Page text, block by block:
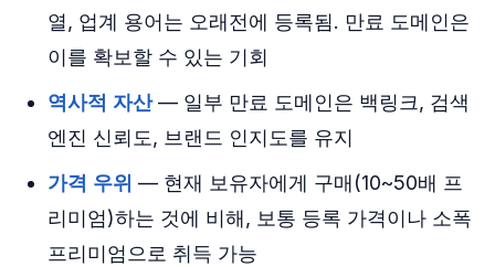
열, 업계 용어는 오래전에 등록됨. 만료 도메인은
이를 확보할 수 있는 기회
역사적 자산— 일부 만료 도메인은 백링크, 검색
엔진 신뢰도, 브랜드 인지도를 유지
가격 우위 — 현재 보유자에게 구매(10~50배 프
리미엄)하는 것에 비해, 보통 등록 가격이나 소폭
프리미엄으로 취득 가능